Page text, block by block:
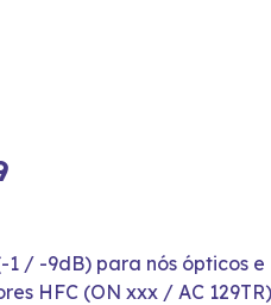
/ -9dB) para nós ópticos e
HFC (ON xxx / AC 129TR)